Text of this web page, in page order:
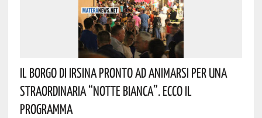
Il Borgo Di Irsina Pronto Ad Animarsi Per Una
Straordinaria “Notte Bianca”. Ecco Il
Programma